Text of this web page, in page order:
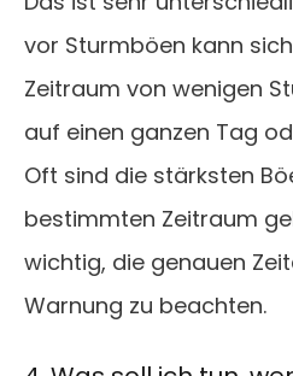
vor Sturmböen kann
Zeitraum von wenigen
auf einen ganzen Tag
Oft sind die stärksten
bestimmten Zeitraum
wichtig, die genauen
Warnung zu beachten.